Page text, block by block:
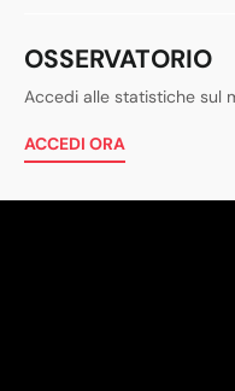
OSSERVATORIO
Accedi alle statistiche sul
ACCEDI ORA